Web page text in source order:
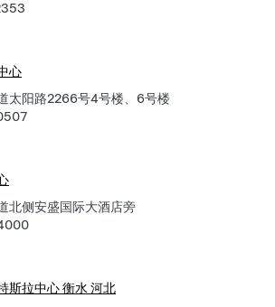
心
太阳路2266号4号楼、6号楼
北侧安盛国际大酒店旁
斯拉中心 衡水 河北